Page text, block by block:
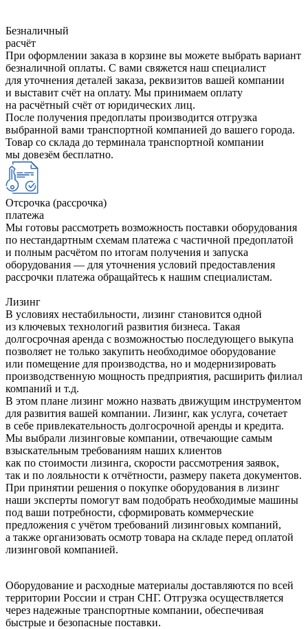
Безналичный
расчёт
При оформлении заказа в корзине вы можете выбрать вариант
безналичной оплаты. С вами свяжется наш специалист
для уточнения деталей заказа, реквизитов вашей компании
и выставит счёт на оплату. Мы принимаем оплату
на расчётный счёт от юридических лиц.
После получения предоплаты производится отгрузка
выбранной вами транспортной компанией до вашего города.
Товар со склада до терминала транспортной компании
мы довезём бесплатно.
Отсрочка (рассрочка)
платежа
Мы готовы рассмотреть возможность поставки оборудования
по нестандартным схемам платежа с частичной предоплатой
и полным расчётом по итогам получения и запуска
оборудования — для уточнения условий предоставления
рассрочки платежа обращайтесь к нашим специалистам.
Лизинг
В условиях нестабильности, лизинг становится одной
из ключевых технологий развития бизнеса. Такая
долгосрочная аренда с возможностью последующего выкупа
позволяет не только закупить необходимое оборудование
или помещение для производства, но и модернизировать
производственную мощность предприятия, расширить филиал
компаний и т.д.
В этом плане лизинг можно назвать движущим инструментом
для развития вашей компании. Лизинг, как услуга, сочетает
в себе привлекательность долгосрочной аренды и кредита.
Мы выбрали лизинговые компании, отвечающие самым
взыскательным требованиям наших клиентов
как по стоимости лизинга, скорости рассмотрения заявок,
так и по лояльности к отчётности, размеру пакета документов.
При принятии решения о покупке оборудования в лизинг
наши эксперты помогут вам подобрать необходимые машины
под ваши потребности, сформировать коммерческие
предложения с учётом требований лизинговых компаний,
а также организовать осмотр товара на складе перед оплатой
лизинговой компанией.
Оборудование и расходные материалы доставляются по всей
территории России и стран СНГ. Отгрузка осуществляется
через надежные транспортные компании, обеспечивая
быстрые и безопасные поставки.